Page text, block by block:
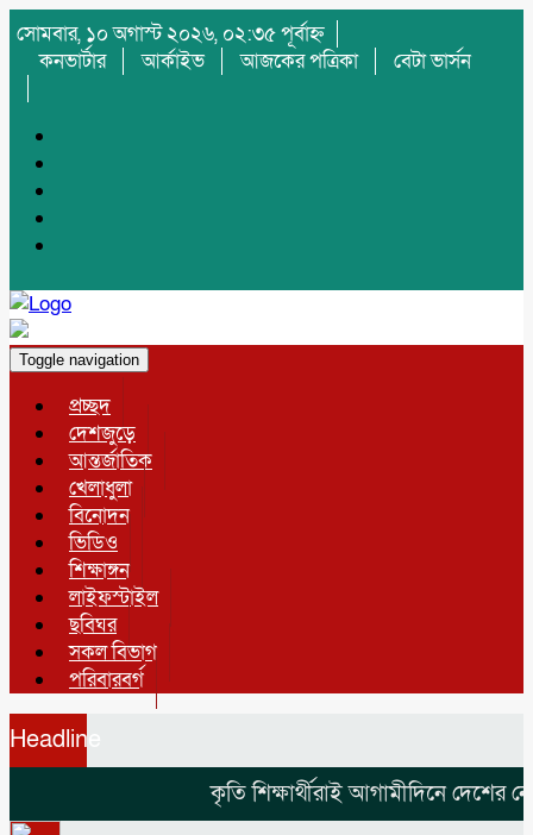
সোমবার, ১০ অগাস্ট ২০২৬, ০২:৩৫ পূর্বাহ্ন
কনভার্টার
আর্কাইভ আজকের পত্রিকা বেটা ভার্সন
Toggle navigation
প্রচ্ছদ
দেশজুড়ে
আন্তর্জাতিক
খেলাধুলা
বিনোদন
ভিডিও
শিক্ষাঙ্গন
লাইফস্টাইল
ছবিঘর
সকল বিভাগ
পরিবারবর্গ
Headline
কৃতি শিক্ষার্থীরাই আগামীদিনে দেশের